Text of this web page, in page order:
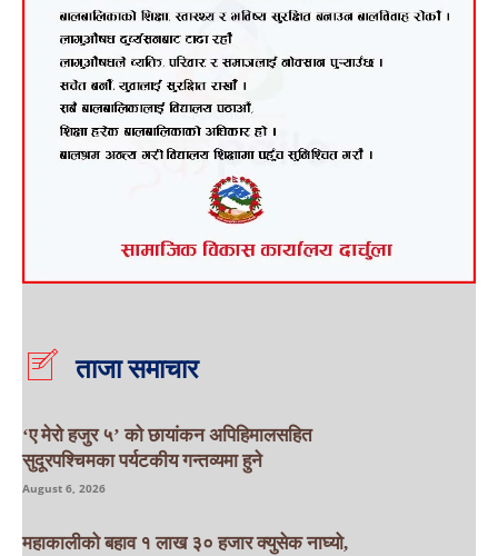
ताजा समाचार
‘ए मेरो हजुर ५’ को छायांकन अपिहिमालसहित
सुदूरपश्चिमका पर्यटकीय गन्तव्यमा हुने
August 6, 2026
महाकालीको बहाव १ लाख ३० हजार क्युसेक नाघ्यो,